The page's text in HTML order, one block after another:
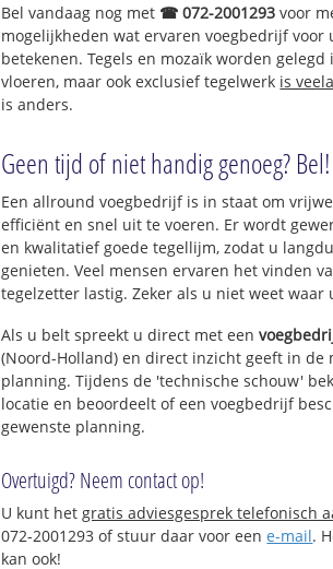
Bel vandaag nog met ☎ 072-2001293 voor
mogelijkheden wat ervaren voegbedrijf
betekenen. Tegels en mozaïk worden
vloeren, maar ook exclusief tegelwerk is
is anders.
Geen tijd of niet handig genoeg? Bel!
Een allround voegbedrijf is in staat om
efficiënt en snel uit te voeren. Er wordt
en kwalitatief goede tegellijm, zodat u
genieten. Veel mensen ervaren het vinden
tegelzetter lastig. Zeker als u niet weet waar
Als u belt spreekt u direct met een
(Noord-Holland) en direct inzicht geeft in de
planning. Tijdens de 'technische schouw'
locatie en beoordeelt of een voegbedrijf
gewenste planning.
Overtuigd? Neem contact op!
U kunt hetgratis adviesgesprek telefonisch
072-2001293 of stuur daar voor eene-mail.
kan ook!